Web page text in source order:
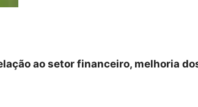
ao setor financeiro, melhoria